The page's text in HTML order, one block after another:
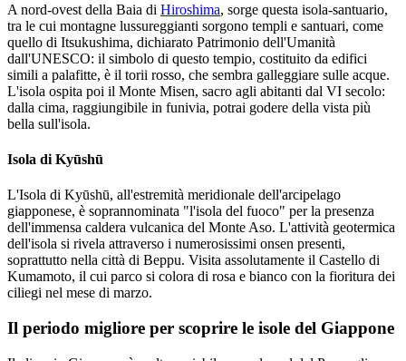
A nord-ovest della Baia di Hiroshima, sorge questa isola-santuario,
tra le cui montagne lussureggianti sorgono templi e santuari, come
quello di Itsukushima, dichiarato Patrimonio dell'Umanità
dall'UNESCO: il simbolo di questo tempio, costituito da edifici
simili a palafitte, è il torii rosso, che sembra galleggiare sulle acque.
L'isola ospita poi il Monte Misen, sacro agli abitanti dal VI secolo:
dalla cima, raggiungibile in funivia, potrai godere della vista più
bella sull'isola.
Isola di Kyūshū
L'Isola di Kyūshū, all'estremità meridionale dell'arcipelago
giapponese, è soprannominata "l'isola del fuoco" per la presenza
dell'immensa caldera vulcanica del Monte Aso. L'attività geotermica
dell'isola si rivela attraverso i numerosissimi onsen presenti,
soprattutto nella città di Beppu. Visita assolutamente il Castello di
Kumamoto, il cui parco si colora di rosa e bianco con la fioritura dei
ciliegi nel mese di marzo.
Il periodo migliore per scoprire le isole del Giappone